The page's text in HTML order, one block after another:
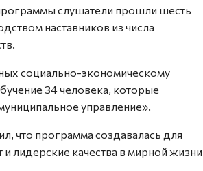
слушатели прошли шесть
наставников из числа
социально-экономическому
34 человека, которые
управление».
что программа создавалась для
лидерские качества в мирной жизни